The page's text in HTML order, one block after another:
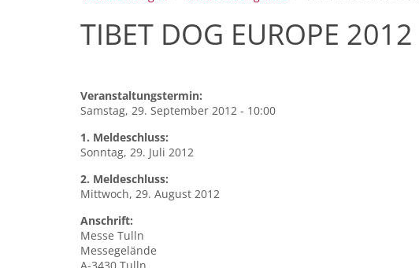
TIBET DOG EUROPE 2012
Veranstaltungstermin:
Samstag, 29. September 2012 - 10:00
1. Meldeschluss:
Sonntag, 29. Juli 2012
2. Meldeschluss:
Mittwoch, 29. August 2012
Anschrift:
Messe Tulln
Messegelände
A-3430 Tulln